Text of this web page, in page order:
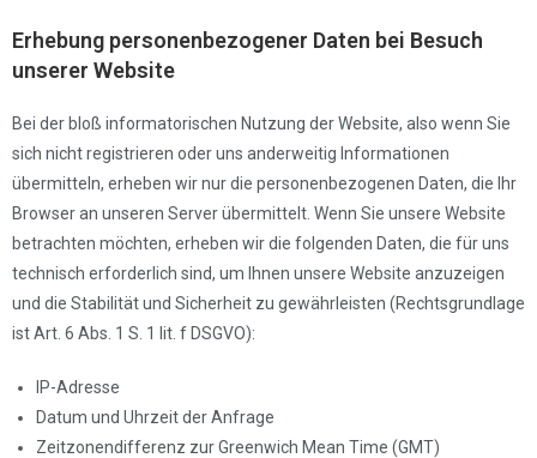
Erhebung personenbezogener Daten bei Besuch
unserer Website
Bei der bloß informatorischen Nutzung der Website, also wenn Sie
sich nicht registrieren oder uns anderweitig Informationen
übermitteln, erheben wir nur die personenbezogenen Daten, die Ihr
Browser an unseren Server übermittelt. Wenn Sie unsere Website
betrachten möchten, erheben wir die folgenden Daten, die für uns
technisch erforderlich sind, um Ihnen unsere Website anzuzeigen
und die Stabilität und Sicherheit zu gewährleisten (Rechtsgrundlage
ist Art. 6 Abs. 1 S. 1 lit. f DSGVO):
IP-Adresse
Datum und Uhrzeit der Anfrage
Zeitzonendifferenz zur Greenwich Mean Time (GMT)